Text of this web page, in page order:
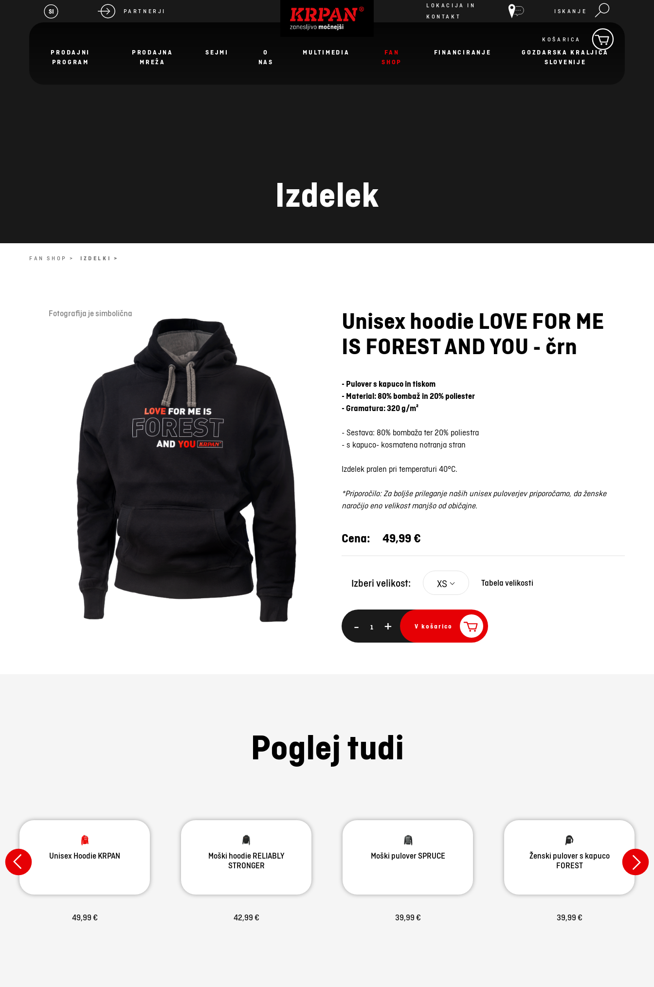
SI PARTNERJI
LOKACIJA IN
KONTAKT
ISKANJE
PRODAJNI
PROGRAM
PRODAJNA
MREŽA
SEJMI
O
NAS
MULTIMEDIA
FAN
SHOP
FINANCIRANJE
GOZDARSKA KRALJICA
SLOVENIJE
KOŠARICA
Izdelek
FAN SHOP > IZDELKI >
Fotografija je simbolična
Unisex hoodie LOVE FOR ME
IS FOREST AND YOU - črn
- Pulover s kapuco in tiskom
- Material: 80% bombaž in 20% poliester
- Gramatura: 320 g/m²
- Sestava: 80% bombaža ter 20% poliestra
- s kapuco- kosmatena notranja stran
Izdelek pralen pri temperaturi 40°C.
*Priporočilo: Za boljše prileganje naših unisex puloverjev priporočamo, da ženske
naročijo eno velikost manjšo od običajne.
Cena: 49,99 €
Izberi velikost: XS Tabela velikosti
- + V košarico
Poglej tudi
Unisex Hoodie KRPAN
49,99 €
Moški hoodie RELIABLY
STRONGER
42,99 €
Moški pulover SPRUCE
39,99 €
Ženski pulover s kapuco
FOREST
39,99 €